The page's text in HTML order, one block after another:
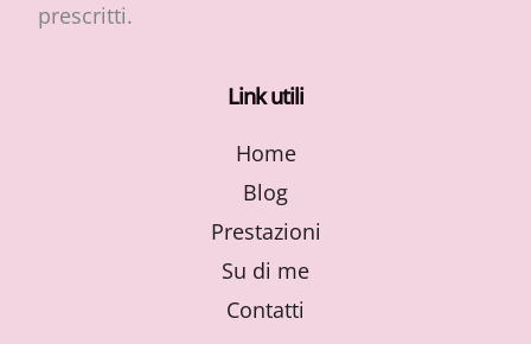
prescritti.
Link utili
Home
Blog
Prestazioni
Su di me
Contatti